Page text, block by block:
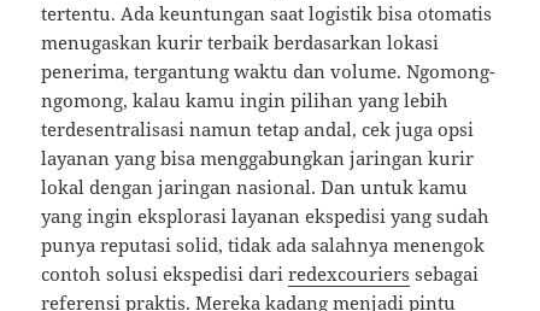
tertentu. Ada keuntungan saat logistik bisa otomatis
menugaskan kurir terbaik berdasarkan lokasi
penerima, tergantung waktu dan volume. Ngomong-
ngomong, kalau kamu ingin pilihan yang lebih
terdesentralisasi namun tetap andal, cek juga opsi
layanan yang bisa menggabungkan jaringan kurir
lokal dengan jaringan nasional. Dan untuk kamu
yang ingin eksplorasi layanan ekspedisi yang sudah
punya reputasi solid, tidak ada salahnya menengok
contoh solusi ekspedisi dariredexcouriers sebagai
referensi praktis. Mereka kadang menjadi pintu